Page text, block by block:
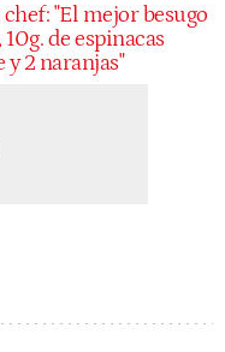
chef: "El mejor besugo
de espinacas
y 2 naranjas"